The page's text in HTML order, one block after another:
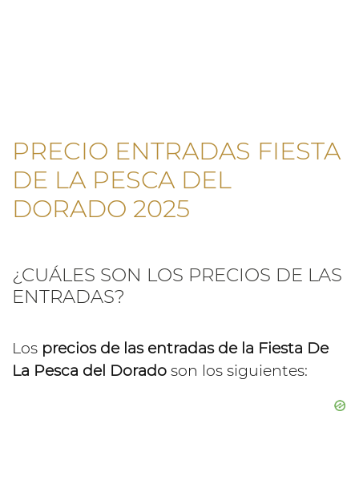
PRECIO ENTRADAS FIESTA
DE LA PESCA DEL
DORADO 2025
¿CUÁLES SON LOS PRECIOS DE LAS
ENTRADAS?
Los precios de las entradas de la Fiesta De
La Pesca del Dorado son los siguientes: